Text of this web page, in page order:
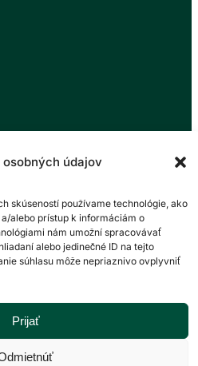
údajov
skúseností používame technológie, ako
alebo prístup k informáciám o
nám umožní spracovávať
alebo jedinečné ID na tejto
súhlasu môže nepriaznivo ovplyvniť
Prijať
Veľká Fatra so sídlom v
38